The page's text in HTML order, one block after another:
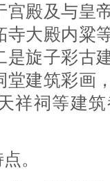
宫殿及与皇
寺大殿内粱
是旋子彩古
堂建筑彩画
祥祠等建
。